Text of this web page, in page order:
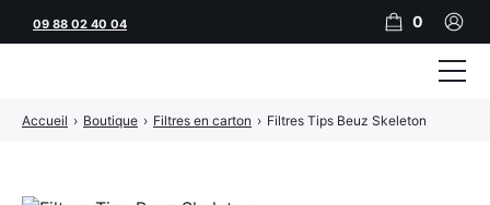
Accueil › Boutique › Filtres en carton › Filtres Tips Beuz Skeleton
09 88 02 40 04 0
Tubeuses